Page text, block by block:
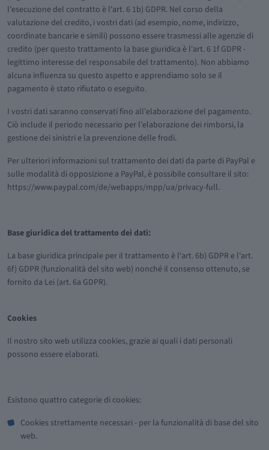
l'esecuzione del contratto è l'art. 6 1b) GDPR. Nel corso della
valutazione del credito, i vostri dati (ad esempio, nome, indirizzo,
coordinate bancarie e simili) possono essere trasmessi alle agenzie di
credito (per questo trattamento la base giuridica è l'art. 6 1f GDPR -
legittimo interesse del responsabile del trattamento). Non abbiamo
alcuna influenza su questo aspetto e apprendiamo solo se il
pagamento è stato rifiutato o eseguito.
I vostri dati saranno conservati fino all'elaborazione del pagamento.
Ciò include il periodo necessario per l'elaborazione dei rimborsi, la
gestione dei sinistri e la prevenzione delle frodi.
Per ulteriori informazioni sul trattamento dei dati da parte di PayPal e
sulle modalità di opposizione a PayPal, è possibile consultare il sito:
https://www.paypal.com/de/webapps/mpp/ua/privacy-full.
Base giuridica del trattamento dei dati:
La base giuridica principale per il trattamento è l'art. 6b) GDPR e l'art.
6f) GDPR (funzionalità del sito web) nonché il consenso ottenuto, se
fornito da Lei (art. 6a GDPR).
Cookies
Il nostro sito web utilizza cookies, grazie ai quali i dati personali
possono essere elaborati.
Esistono quattro categorie di cookies:
Cookies strettamente necessari - per la funzionalità di base del sito
web.